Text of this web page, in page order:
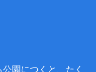
園につくと、たく